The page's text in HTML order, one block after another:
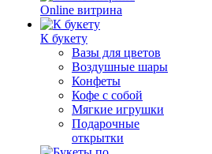
Online витрина
К букету
Вазы для цветов
Воздушные шары
Конфеты
Кофе с собой
Мягкие игрушки
Подарочные
открытки